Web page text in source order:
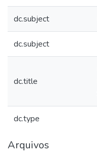
dc.subject
dc.subject
dc.title
dc.type
Arquivos